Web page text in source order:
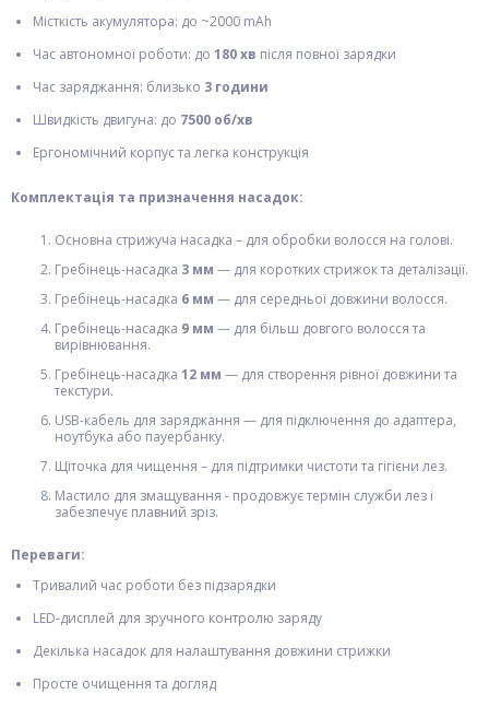
Місткість акумулятора: до ~2000 mAh
Час автономної роботи: до 180 хв після повної зарядки
Час заряджання: близько 3 години
Швидкість двигуна: до 7500 об/хв
Ергономічний корпус та легка конструкція
Комплектація та призначення насадок:
Основна стрижуча насадка – для обробки волосся на голові.
Гребінець-насадка 3 мм — для коротких стрижок та деталізації.
Гребінець-насадка 6 мм — для середньої довжини волосся.
Гребінець-насадка 9 мм — для більш довгого волосся та
вирівнювання.
Гребінець-насадка 12 мм — для створення рівної довжини та
текстури.
USB-кабель для заряджання — для підключення до адаптера,
ноутбука або пауербанку.
Щіточка для чищення – для підтримки чистоти та гігієни лез.
Мастило для змащування - продовжує термін служби лез і
забезпечує плавний зріз.
Переваги:
Тривалий час роботи без підзарядки
LED‑дисплей для зручного контролю заряду
Декілька насадок для налаштування довжини стрижки
Просте очищення та догляд